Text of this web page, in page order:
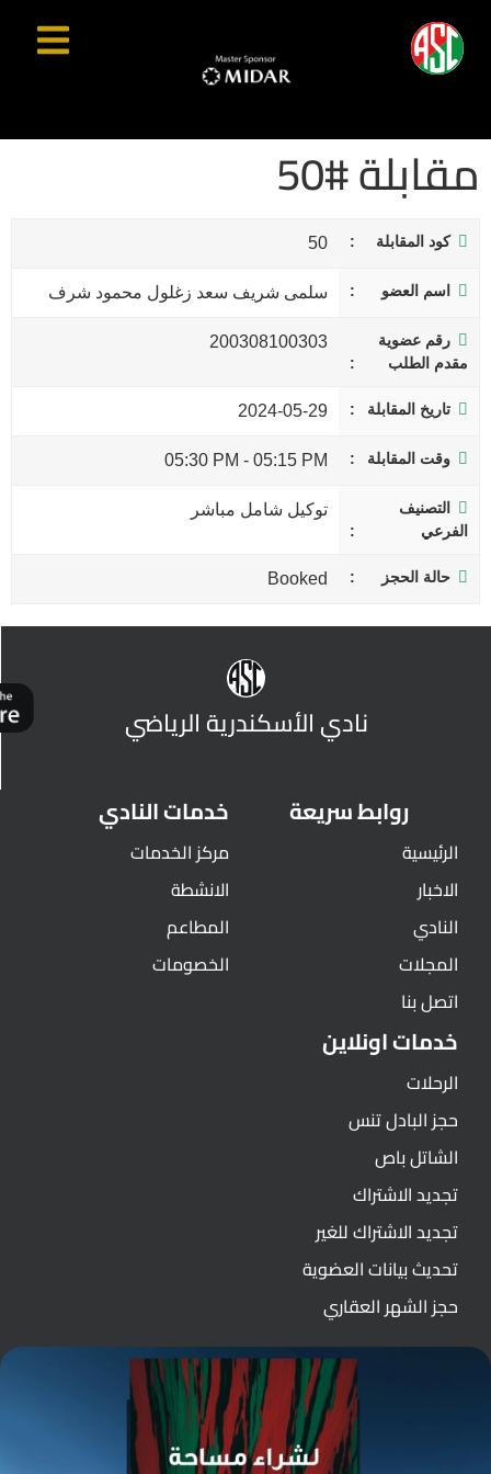
مقابلة #50
كود المقابلة 50
اسم العضو سلمى شريف سعد زغلول محمود شرف
رقم عضوية
مقدم الطلب
200308100303
تاريخ المقابلة 2024-05-29
وقت المقابلة 05:15 PM
-
05:30 PM
التصنيف
الفرعي
توكيل شامل مباشر
حالة الحجز Booked
نادي الأسكندرية الرياضي
روابط سريعة
الرئيسية
الاخبار
النادي
المجلات
اتصل بنا
خدمات النادي
مركز الخدمات
الانشطة
المطاعم
الخصومات
خدمات اونلاين
الرحلات
حجز البادل تنس
الشاتل باص
تجديد الاشتراك
تجديد الاشتراك للغير
تحديث بيانات العضوية
حجز الشهر العقاري